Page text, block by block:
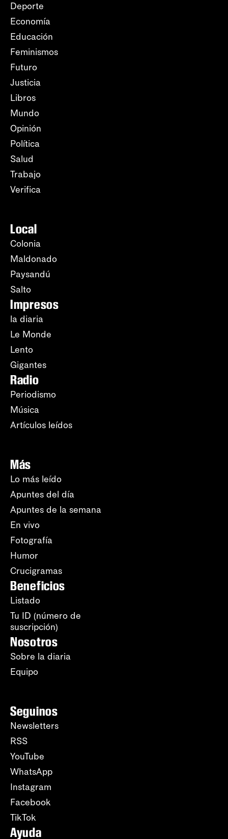
Deporte
Economía
Educación
Feminismos
Futuro
Justicia
Libros
Mundo
Opinión
Política
Salud
Trabajo
Verifica
Local
Colonia
Maldonado
Paysandú
Salto
Impresos
la diaria
Le Monde
Lento
Gigantes
Radio
Periodismo
Música
Artículos leídos
Más
Lo más leído
Apuntes del día
Apuntes de la semana
En vivo
Fotografía
Humor
Crucigramas
Beneficios
Listado
Tu ID (número de
suscripción)
Nosotros
Sobre la diaria
Equipo
Seguinos
Newsletters
RSS
YouTube
WhatsApp
Instagram
Facebook
TikTok
Ayuda